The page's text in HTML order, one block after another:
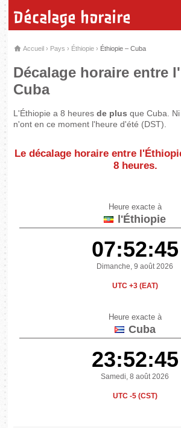
Décalage horaire
Accueil › Pays › Éthiopie › Éthiopie – Cuba
Décalage horaire entre
Cuba
L'Éthiopie a 8 heuresde plus que Cuba.
n'ont en ce moment l'heure d'été (DST).
Le décalage horaire entre
8 heures.
Heure exacte à
l'Éthiopie
07:52:45
Dimanche, 9 août 2026
UTC +3 (EAT)
Heure exacte à
Cuba
23:52:45
Samedi, 8 août 2026
UTC -5 (CST)